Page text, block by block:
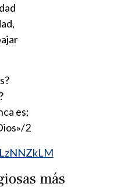
es;
2
más